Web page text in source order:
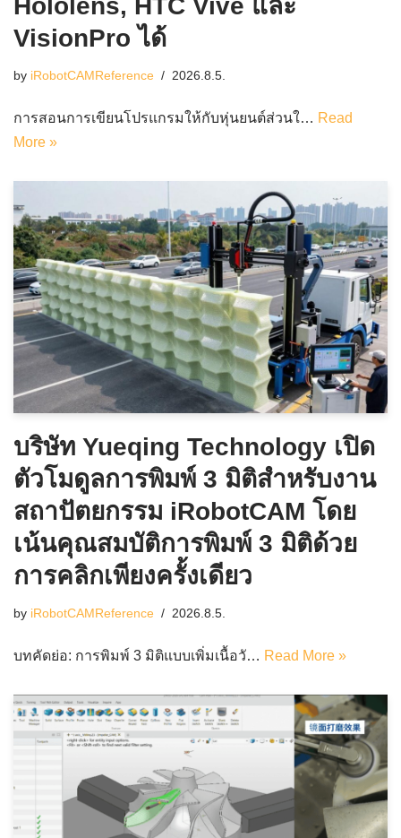
Hololens, HTC Vive และ
VisionPro ได้
by iRobotCAMReference 2026.8.5.
การสอนการเขียนโปรแกรมให้กับหุ่นยนต์ส่วนใ… Read
More »
บริษัท Yueqing Technology เปิด
ตัวโมดูลการพิมพ์ 3 มิติสำหรับงาน
สถาปัตยกรรม iRobotCAM โดย
เน้นคุณสมบัติการพิมพ์ 3 มิติด้วย
การคลิกเพียงครั้งเดียว
by iRobotCAMReference 2026.8.5.
บทคัดย่อ: การพิมพ์ 3 มิติแบบเพิ่มเนื้อวั… Read More »